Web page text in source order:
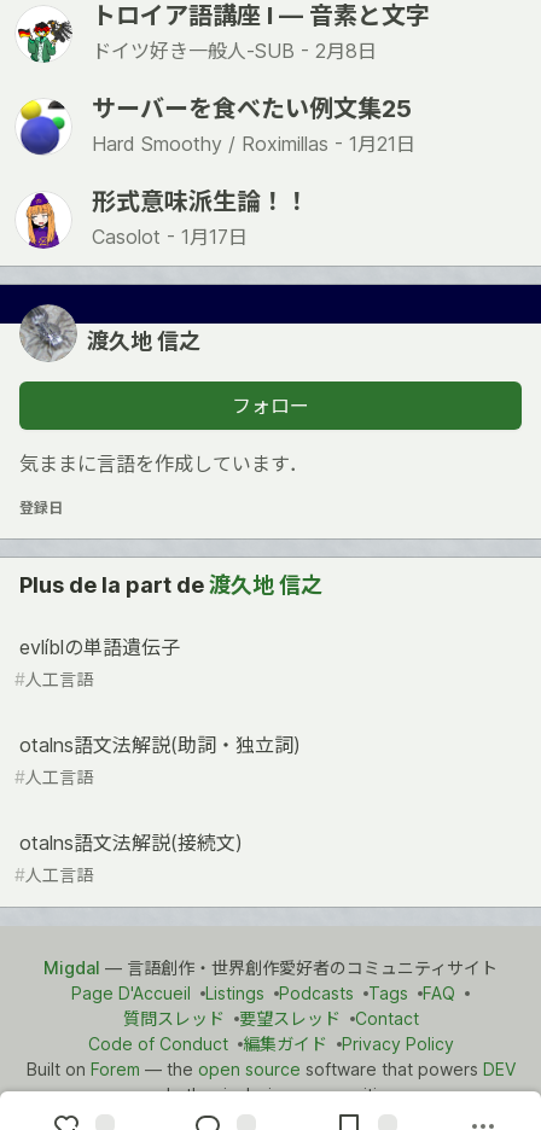
トロイア語講座 I ― 音素と文字
ドイツ好き一般人-SUB - 2月8日
サーバーを食べたい例文集25
Hard Smoothy / Roximillas - 1月21日
形式意味派生論！！
Casolot - 1月17日
渡久地 信之
フォロー
気ままに言語を作成しています．
登録日
Plus de la part de渡久地 信之
evlíblの単語遺伝子
#人工言語
otalns語文法解説(助詞・独立詞)
#人工言語
otalns語文法解説(接続文)
#人工言語
Migdal — 言語創作・世界創作愛好者のコミュニティサイト
Page D'Accueil
Listings Podcasts Tags
FAQ
質問スレッド
要望スレッド
Contact
Code of Conduct
編集ガイド
Privacy Policy
Built on Forem — the open source software that powers DEV
and other inclusive communities.
Made with love andRuby on Rails . Migdal©2021 - 2026.